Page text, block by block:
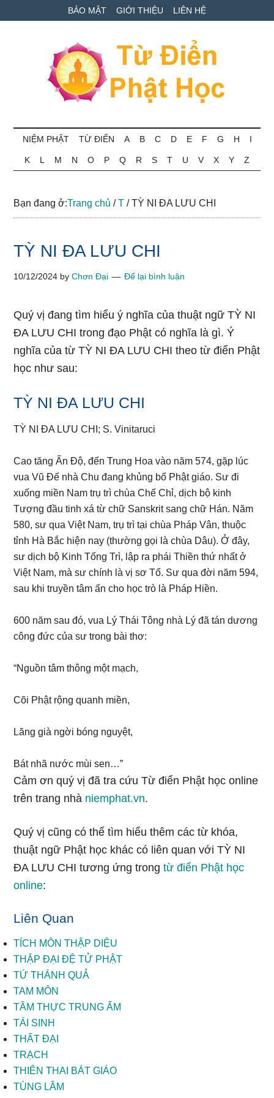
to
to
qua
BẢO MẬT GIỚI THIỆU LIÊN HỆ
Từ
điển
Phật
học
ngữ
NIỆM PHẬT TỪ ĐIỂN A B C D E F G H I
K L M N O P Q R S T U V X Y Z
Bạn đang ở:Trang chủ / T /TỲ NI ĐA LƯU CHI
TỲ NI ĐA LƯU CHI
10/12/2024 byChơn Đại Để lại bình luận
Quý vị đang tìm hiểu ý nghĩa của thuật ngữ TỲ NI
ĐA LƯU CHI trong đạo Phật có nghĩa là gì. Ý
nghĩa của từ TỲ NI ĐA LƯU CHI theo từ điển Phật
học như sau:
TỲ NI ĐA LƯU CHI
TỲ NI ĐA LƯU CHI; S. Vinitaruci
Cao tăng Ấn Độ, đến Trung Hoa vào năm 574, gặp lúc
vua Vũ Đế nhà Chu đang khủng bố Phật giáo. Sư đi
xuống miền Nam trụ trì chùa Chế Chỉ, dịch bộ kinh
Tượng đầu tinh xá từ chữ Sanskrit sang chữ Hán. Năm
580, sư qua Việt Nam, trụ trì tại chùa Pháp Vân, thuộc
tỉnh Hà Bắc hiện nay (thường gọi là chùa Dâu). Ở đây,
sư dịch bộ Kinh Tổng Trì, lập ra phái Thiền thứ nhất ở
Việt Nam, mà sư chính là vị sơ Tổ. Sư qua đời năm 594,
sau khi truyền tâm ấn cho học trò là Pháp Hiền.
600 năm sau đó, vua Lý Thái Tông nhà Lý đã tán dương
công đức của sư trong bài thơ:
“Nguồn tâm thông một mạch,
Cõi Phật rộng quanh miền,
Lăng già ngời bóng nguyệt,
Bát nhã nước mùi sen…”
Cảm ơn quý vị đã tra cứu Từ điển Phật học online
trên trang nhà niemphat.vn.
Quý vị cũng có thể tìm hiểu thêm các từ khóa,
thuật ngữ Phật học khác có liên quan với TỲ NI
ĐA LƯU CHI tương ứng trongtừ điển Phật học
online:
Liên Quan
TÍCH MÔN THẬP DIỆU
THẬP ĐẠI ĐỆ TỬ PHẬT
TỨ THÁNH QUẢ
TAM MÔN
TÂM THỰC TRUNG ẤM
TÁI SINH
THẤT ĐẠI
TRẠCH
THIÊN THAI BÁT GIÁO
TÙNG LÂM